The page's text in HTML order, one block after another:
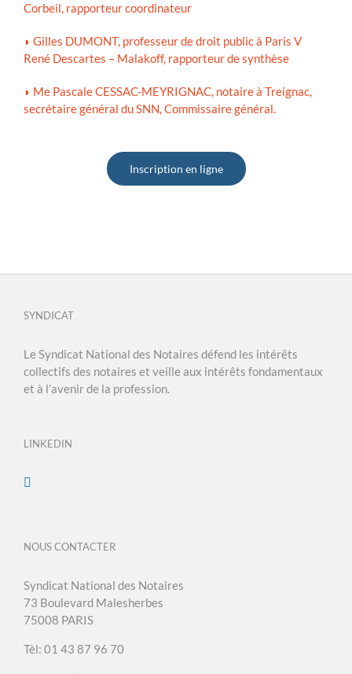
Corbeil, rapporteur coordinateur
◗ Gilles DUMONT, professeur de droit public à Paris V
René Descartes – Malakoff, rapporteur de synthèse
◗ Me Pascale CESSAC-MEYRIGNAC, notaire à Treignac,
secrétaire général du SNN, Commissaire général.
Inscription en ligne
SYNDICAT
Le Syndicat National des Notaires défend les intérêts
collectifs des notaires et veille aux intérêts fondamentaux
et à l’avenir de la profession.
LINKEDIN
NOUS CONTACTER
Syndicat National des Notaires
73 Boulevard Malesherbes
75008 PARIS
Tèl: 01 43 87 96 70